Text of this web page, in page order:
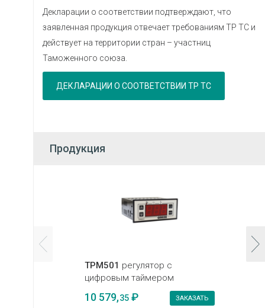
Декларации о соответствии подтверждают, что
заявленная продукция отвечает требованиям ТР ТС и
действует на территории стран – участниц
Таможенного союза.
ДЕКЛАРАЦИИ О СООТВЕТСТВИИ ТР ТС
Продукция
ТРМ501 регулятор с
цифровым таймером
10 579,35₽ ЗАКАЗАТЬ